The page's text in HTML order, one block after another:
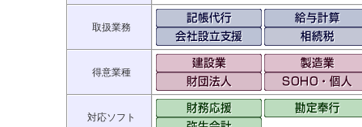
取扱業務
得意業種
対応ソフト